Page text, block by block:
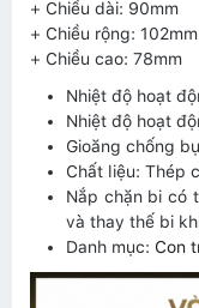
+ Chiều dài: 90mm
+ Chiều rộng: 102mm
+ Chiều cao: 78mm
Nhiệt độ hoạt
Nhiệt độ hoạt
Gioăng chống
Chất liệu: Thép
Nắp chặn bi có
và thay thế bi
Danh mục: Con